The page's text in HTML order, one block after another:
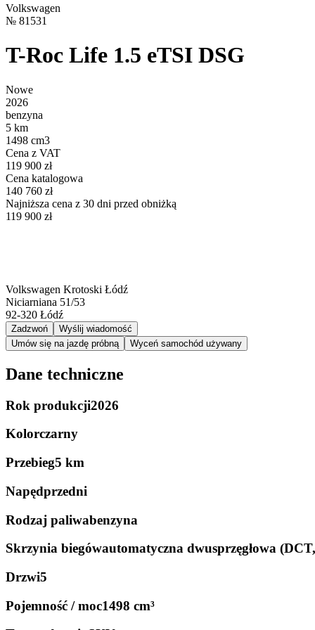
Volkswagen
№ 81531
T-Roc Life 1.5 eTSI DSG
Nowe
2026
benzyna
5 km
1498 cm3
Cena z VAT
119 900 zł
Cena katalogowa
140 760 zł
Najniższa cena z 30 dni przed obniżką
119 900 zł
Volkswagen Krotoski Łódź
Niciarniana 51/53
92-320 Łódź
Zadzwoń
Wyślij wiadomość
Umów się na jazdę próbną
Wyceń samochód używany
Dane techniczne
Rok produkcji2026
Kolorczarny
Przebieg5 km
Napędprzedni
Rodzaj paliwabenzyna
Skrzynia biegówautomatyczna dwusprzęgłowa
Drzwi5
Pojemność / moc1498 cm³